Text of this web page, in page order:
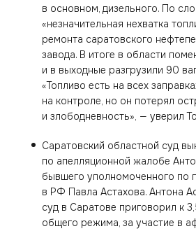
в основном, дизельного. По
«незначительная нехватка
ремонта саратовского
завода. В итоге в области
и в выходные разгрузили 90
«Топливо есть на всех
на контроле, но он потерял
и злободневность», — уверил
Саратовский областной суд
по апелляционной жалобе
бывшего уполномоченного по
в РФ Павла Астахова. Антона
суд в Саратове приговорил к
общего режима, за участие в